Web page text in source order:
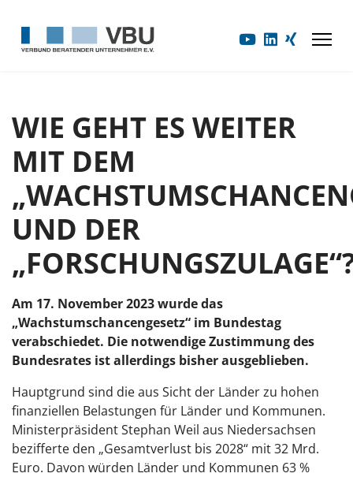
WIE GEHT ES WEITER
MIT DEM
UND DER
Am 17. November 2023 wurde das
„Wachstumschancengesetz“ im Bundestag
verabschiedet. Die notwendige Zustimmung des
Bundesrates ist allerdings bisher ausgeblieben.
Hauptgrund sind die aus Sicht der Länder zu hohen
finanziellen Belastungen für Länder und Kommunen.
Ministerpräsident Stephan Weil aus Niedersachsen
bezifferte den „Gesamtverlust bis 2028“ mit 32 Mrd.
Euro. Davon würden Länder und Kommunen 63 %